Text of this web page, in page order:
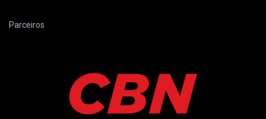
Parceiros